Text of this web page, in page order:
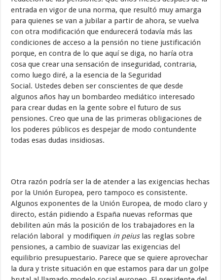
entrada en vigor de una norma, que resultó muy amarga
para quienes se van a jubilar a partir de ahora, se vuelva
con otra modificación que endurecerá todavía más las
condiciones de acceso a la pensión no tiene justificación
porque, en contra de lo que aquí se diga, no haría otra
cosa que crear una sensación de inseguridad, contraria,
como luego diré, a la esencia de la Seguridad
Social. Ustedes deben ser conscientes de que desde
algunos años hay un bombardeo mediático interesado
para crear dudas en la gente sobre el futuro de sus
pensiones. Creo que una de las primeras obligaciones de
los poderes públicos es despejar de modo contundente
todas esas dudas insidiosas.
Otra razón podría ser la de atender a las exigencias hechas
por la Unión Europea, pero tampoco es consistente.
Algunos exponentes de la Unión Europea, de modo claro y
directo, están pidiendo a España nuevas reformas que
debiliten aún más la posición de los trabajadores en la
relación laboral y modifiquen in peiuslas reglas sobre
pensiones, a cambio de suavizar las exigencias del
equilibrio presupuestario. Parece que se quiere aprovechar
la dura y triste situación en que estamos para dar un golpe